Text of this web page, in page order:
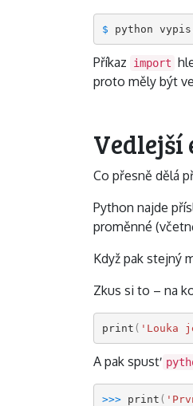
$
Příkaz import
proto měly být
Vedlejší
Co přesně dělá
Python najde
proměnné
Když pak stejný
Zkus si to – na
print ( 'Louka
A pak spusť
>>> print (